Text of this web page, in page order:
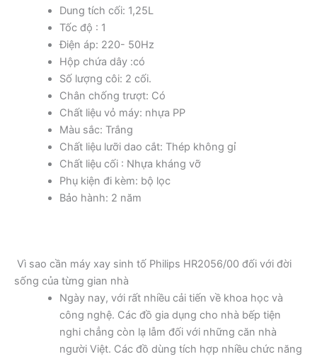
Dung tích cối: 1,25L
Tốc độ : 1
Điện áp: 220- 50Hz
Hộp chứa dây :có
Số lượng côi: 2 cối.
Chân chống trượt: Có
Chất liệu vỏ máy: nhựa PP
Màu sắc: Trắng
Chất liệu lưỡi dao cắt: Thép không gỉ
Chất liệu cối : Nhựa kháng vỡ
Phụ kiện đi kèm: bộ lọc
Bảo hành: 2 năm
Vì sao cần máy xay sinh tố Philips HR2056/00 đối với đời
sống của từng gian nhà
Ngày nay, với rất nhiều cải tiến về khoa học và
công nghệ. Các đồ gia dụng cho nhà bếp tiện
nghi chẳng còn lạ lẫm đối với những căn nhà
người Việt. Các đồ dùng tích hợp nhiều chức năng